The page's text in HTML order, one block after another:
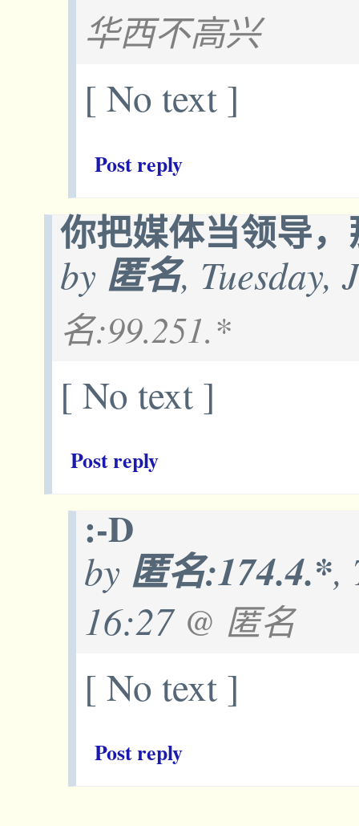
华西不高兴
[ No text ]
Post reply
你把媒体当领导
by 匿名, Tuesday,
名:99.251.*
[ No text ]
Post reply
:-D
by 匿名:174.4.*,
16:27 @ 匿名
[ No text ]
Post reply